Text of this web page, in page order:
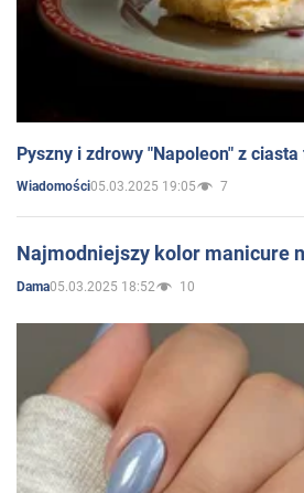
Pyszny i zdrowy "Napoleon" z
Wiadomości05.03.2025 19:05 7
Najmodniejszy kolor manicure
Dama05.03.2025 18:52 10